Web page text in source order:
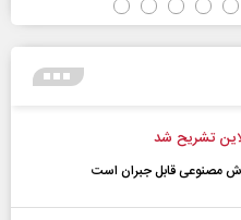
تشریح شد
مصنوعی قابل جبران است